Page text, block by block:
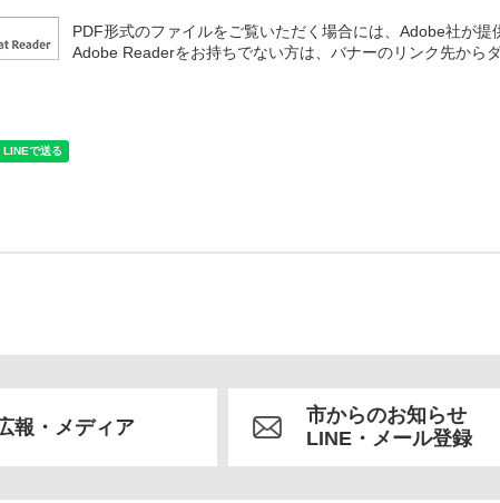
PDF形式のファイルをご覧いただく場合には、Adobe社が提
Adobe Readerをお持ちでない方は、バナーのリンク先から
報・メディア
市からのお知らせ
LINE・メール登録